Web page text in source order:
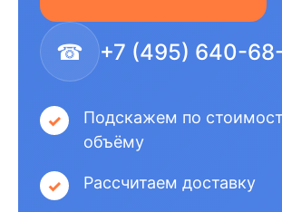
☎ +7 (495) 640-
Подскажем по
объёму
Рассчитаем доставку